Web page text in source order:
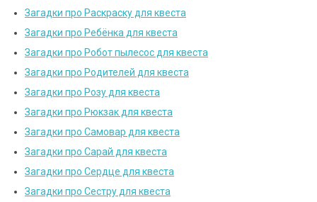
Загадки про Раскраску для квеста
Загадки про Ребёнка для квеста
Загадки про Робот пылесос для квеста
Загадки про Родителей для квеста
Загадки про Розу для квеста
Загадки про Рюкзак для квеста
Загадки про Самовар для квеста
Загадки про Сарай для квеста
Загадки про Сердце для квеста
Загадки про Сестру для квеста